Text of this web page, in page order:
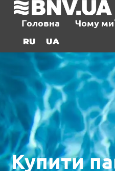
Головна Чому
RU UA
Купити